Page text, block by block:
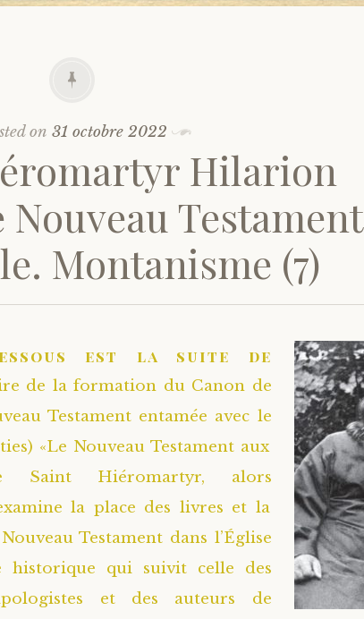
on31 octobre 2022
Hilarion
Testament
Montanisme (7)
est la suite de
de la formation du Canon de
Testament entamée avec le
«Le Nouveau Testament aux
Saint Hiéromartyr, alors
la place des livres et la
Testament dans l’Église
historique qui suivit celle des
et des auteurs de